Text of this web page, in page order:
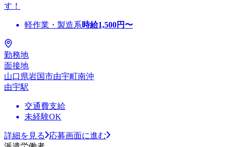
す！
軽作業・製造系時給1,500円〜
勤務地
面接地
山口県岩国市由宇町南沖
由宇駅
交通費支給
未経験OK
詳細を見る
応募画面に進む